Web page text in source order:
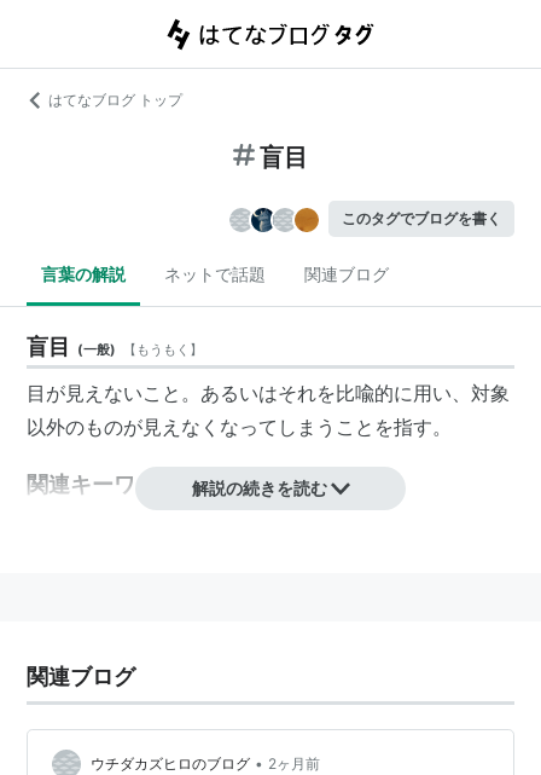
はてなブログ トップ
盲目
このタグでブログを書く
言葉の解説 ネットで話題 関連ブログ
盲目 (一般) 【 もうもく 】
目が見えないこと。あるいはそれを比喩的に用い、対象
以外のものが見えなくなってしまうことを指す。
関連キーワード 解説の続きを読む
関連ブログ
ウチダカズヒロのブログ • 2ヶ月前